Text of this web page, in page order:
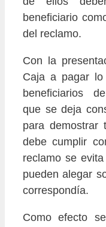
beneficiario
del reclamo.
Con la
Caja a pagar
beneficiarios
que se deja
para demostrar
debe cumplir
reclamo se
pueden alegar
correspondía.
Como efecto